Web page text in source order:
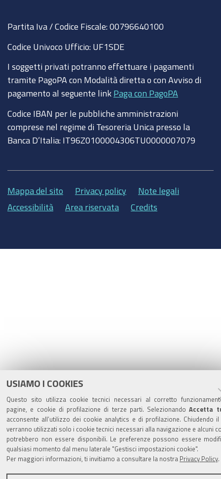
USIAMO I COOKIES
Questo sito utilizza cookie tecnici necessari al corretto
pagine, e cookie di profilazione di terze parti. SelezionandoAccetta
acconsente all’utilizzo dei cookie analytics e di profilazione. Chiudendo il
verranno utilizzati solo i cookie tecnici necessari alla navigazione e alcuni
potrebbero non essere disponibili. Le preferenze possono essere
qualsiasi momento dal menu laterale "Gestisci impostazioni cookie".
Per maggiori informazioni, ti invitiamo a consultare la nostra Privacy Policy
b
o
k
u
b
t
e
e
d
n
Partita Iva / Codice Fiscale: 00796640100
Codice Univoco Ufficio: UF1SDE
I soggetti privati potranno effettuare i pagamenti
tramite PagoPA con Modalità diretta o con Avviso di
pagamento al seguente link Paga con PagoPA
Codice IBAN per le pubbliche amministrazioni
comprese nel regime di Tesoreria Unica presso la
Banca D’Italia: IT96Z0100004306TU0000007079
Mappa del sito Privacy policy
Note legali
Accessibilità
Area riservata Credits